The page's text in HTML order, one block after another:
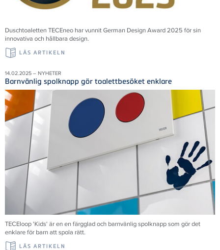
Duschtoaletten TECEneo har vunnit German Design Award 2025 för sin
innovativa och hållbara design.
LÄS ARTIKELN
14.02.2025 – NYHETER
Barnvänlig spolknapp gör toalettbesöket enklare
TECEloop 'Kids' är en en färgglad och barnvänlig spolknapp som gör det
enklare för barn att spola rätt.
LÄS ARTIKELN